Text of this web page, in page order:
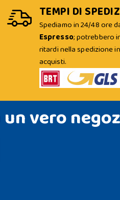
TEMPI DI
Spediamo in 24/48 ore
Espresso; potrebbero
ritardi nella spedizione
acquisti.
un vero